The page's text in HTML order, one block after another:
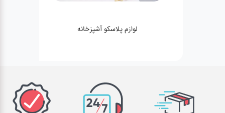
لوازم پلاسکو آشپزخانه